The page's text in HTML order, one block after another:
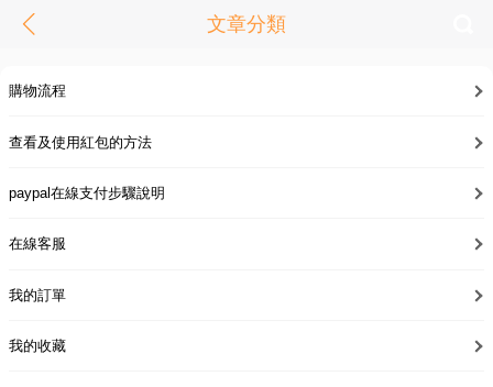
文章分類
購物流程
查看及使用紅包的方法
paypal在線支付步驟說明
在線客服
我的訂單
我的收藏